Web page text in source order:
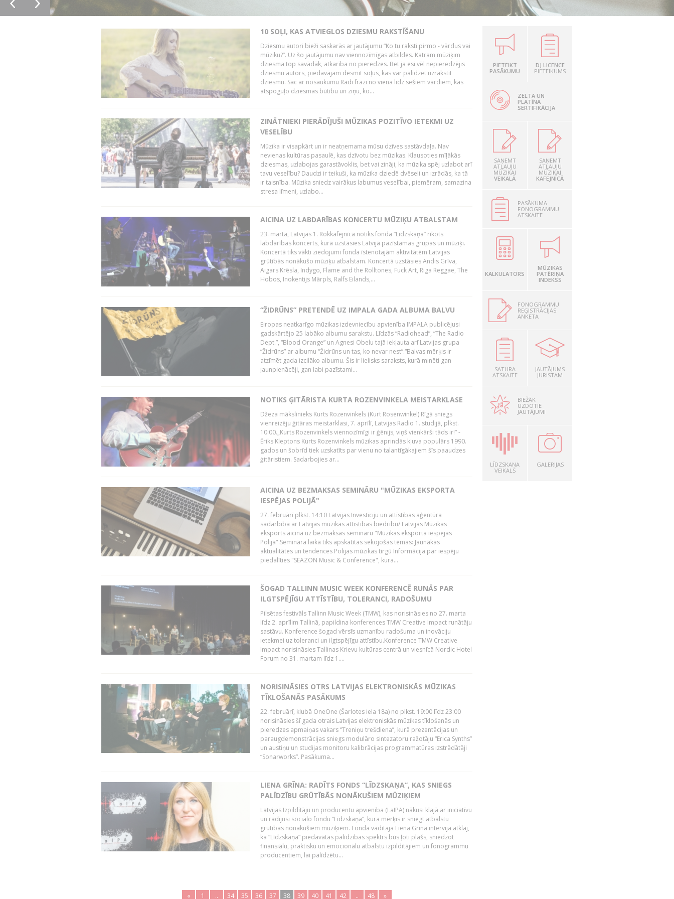
10 SOĻI, KAS ATVIEGLOS DZIESMU RAKSTĪŠANU
Dziesmu autori bieži saskarās ar jautājumu “Ko tu raksti pirmo - vārdus vai
mūziku?”. Uz šo jautājumu nav viennozīmīgas atbildes. Katram mūziķim
dziesma top savādāk, atkarība no pieredzes. Bet ja esi vēl nepieredzējis
dziesmu autors, piedāvājam desmit soļus, kas var palīdzēt uzrakstīt
dziesmu. Sāc ar nosaukumu Radi frāzi no viena līdz sešiem vārdiem, kas
atspoguļo dziesmas būtību un ziņu, ko...
ZINĀTNIEKI PIERĀDĪJUŠI MŪZIKAS POZITĪVO IETEKMI UZ
VESELĪBU
Mūzika ir visapkārt un ir neatņemama mūsu dzīves sastāvdaļa. Nav
nevienas kultūras pasaulē, kas dzīvotu bez mūzikas. Klausoties mīļākās
dziesmas, uzlabojas garastāvoklis, bet vai zināji, ka mūzika spēj uzlabot arī
tavu veselību? Daudzi ir teikuši, ka mūzika dziedē dvēseli un izrādās, ka tā
ir taisnība. Mūzika sniedz vairākus labumus veselībai, piemēram, samazina
stresa līmeni, uzlabo...
AICINA UZ LABDARĪBAS KONCERTU MŪZIĶU ATBALSTAM
23. martā, Latvijas 1. Rokkafejnīcā notiks fonda “Līdzskaņa” rīkots
labdarības koncerts, kurā uzstāsies Latvijā pazīstamas grupas un mūziķi.
Koncertā tiks vākti ziedojumi fonda īstenotajām aktivitātēm Latvijas
grūtībās nonākušo mūziķu atbalstam. Koncertā uzstāsies Andis Grīva,
Aigars Krēsla, Indygo, Flame and the Rolltones, Fuck Art, Riga Reggae, The
Hobos, Inokentijs Mārpls, Ralfs Eilands,...
“ŽIDRŪNS” PRETENDĒ UZ IMPALA GADA ALBUMA BALVU
Eiropas neatkarīgo mūzikas izdevniecību apvienība IMPALA publicējusi
gadskārtējo 25 labāko albumu sarakstu. Līdzās “Radiohead”, “The Radio
Dept.”, “Blood Orange” un Agnesi Obelu tajā iekļauta arī Latvijas grupa
“Židrūns” ar albumu “Židrūns un tas, ko nevar nest”.“Balvas mērķis ir
atzīmēt gada izcilāko albumu. Šis ir lielisks saraksts, kurā minēti gan
jaunpienācēji, gan labi pazīstami...
NOTIKS ĢITĀRISTA KURTA ROZENVINKELA MEISTARKLASE
Džeza mākslinieks Kurts Rozenvinkels (Kurt Rosenwinkel) Rīgā sniegs
vienreizēju ģitāras meistarklasi, 7. aprīlī, Latvijas Radio 1. studijā, plkst.
10:00.„Kurts Rozenvinkels viennozīmīgi ir ģēnijs, viņš vienkārši tāds ir!” -
Ēriks Kleptons Kurts Rozenvinkels mūzikas aprindās kļuva populārs 1990.
gados un šobrīd tiek uzskatīts par vienu no talantīgākajiem šīs paaudzes
ģitāristiem. Sadarbojies ar...
AICINA UZ BEZMAKSAS SEMINĀRU "MŪZIKAS EKSPORTA
IESPĒJAS POLIJĀ"
27. februārī plkst. 14:10 Latvijas Investīciju un attīstības aģentūra
sadarbībā ar Latvijas mūzikas attīstības biedrību/ Latvijas Mūzikas
eksports aicina uz bezmaksas semināru "Mūzikas eksporta iespējas
Polijā".Semināra laikā tiks apskatītas sekojošas tēmas: Jaunākās
aktualitātes un tendences Polijas mūzikas tirgū Informācija par iespēju
piedalīties "SEAZON Music & Conference", kura...
ŠOGAD TALLINN MUSIC WEEK KONFERENCĒ RUNĀS PAR
ILGTSPĒJĪGU ATTĪSTĪBU, TOLERANCI, RADOŠUMU
Pilsētas festivāls Tallinn Music Week (TMW), kas norisināsies no 27. marta
līdz 2. aprīlim Tallinā, papildina konferences TMW Creative Impact runātāju
sastāvu. Konference šogad vērsīs uzmanību radošuma un inovāciju
ietekmei uz toleranci un ilgtspējīgu attīstību.Konference TMW Creative
Impact norisināsies Tallinas Krievu kultūras centrā un viesnīcā Nordic Hotel
Forum no 31. martam līdz 1....
NORISINĀSIES OTRS LATVIJAS ELEKTRONISKĀS MŪZIKAS
TĪKLOŠANĀS PASĀKUMS
22. februārī, klubā OneOne (Šarlotes iela 18a) no plkst. 19:00 līdz 23:00
norisināsies šī gada otrais Latvijas elektroniskās mūzikas tīklošanās un
pieredzes apmaiņas vakars ‘’Treniņu trešdiena’’, kurā prezentācijas un
paraugdemonstrācijas sniegs modulāro sintezatoru ražotāju “Erica Synths”
un austiņu un studijas monitoru kalibrācijas programmatūras izstrādātāji
“Sonarworks”. Pasākuma...
LIENA GRĪNA: RADĪTS FONDS “LĪDZSKAŅA”, KAS SNIEGS
PALĪDZĪBU GRŪTĪBĀS NONĀKUŠIEM MŪZIĶIEM
Latvijas Izpildītāju un producentu apvienība (LaIPA) nākusi klajā ar iniciatīvu
un radījusi sociālo fondu “Līdzskaņa”, kura mērķis ir sniegt atbalstu
grūtībās nonākušiem mūziķiem. Fonda vadītāja Liena Grīna intervijā atklāj,
ka “Līdzskaņa” piedāvātās palīdzības spektrs būs ļoti plašs, sniedzot
finansiālu, praktisku un emocionālu atbalstu izpildītājiem un fonogrammu
producentiem, lai palīdzētu...
« 1 .. 34 35 36 37 38 39 40 41 42 .. 48 »
PIETEIKT
PASĀKUMU
DJ LICENCE
PIETEIKUMS
ZELTA UN
PLATĪNA
SERTIFIKĀCIJA
SAŅEMT
ATĻAUJU
MŪZIKAI
VEIKALĀ
SAŅEMT
ATĻAUJU
MŪZIKAI
KAFEJNĪCĀ
PASĀKUMA
FONOGRAMMU
ATSKAITE
KALKULATORS
MŪZIKAS
PATĒRIŅA
INDEKSS
FONOGRAMMU
REĢISTRĀCIJAS
ANKETA
SATURA
ATSKAITE
JAUTĀJUMS
JURISTAM
BIEŽĀK
UZDOTIE
JAUTĀJUMI
LĪDZSKAŅA
VEIKALS
GALERIJAS